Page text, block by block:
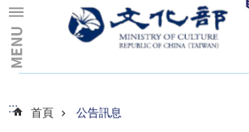
跳到主要內容區塊
:::
::: 首頁 公告訊息